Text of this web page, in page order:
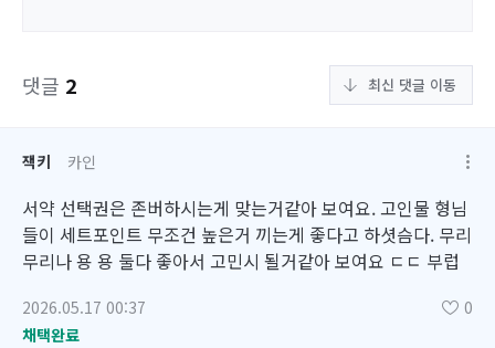
댓글 2 최신 댓글 이동
잭키 카인
서약 선택권은 존버하시는게 맞는거같아 보여요. 고인물 형님
들이 세트포인트 무조건 높은거 끼는게 좋다고 하셧슴다. 무리
무리나 용 용 둘다 좋아서 고민시 될거같아 보여요 ㄷㄷ 부럽
2026.05.17 00:37
0
채택완료